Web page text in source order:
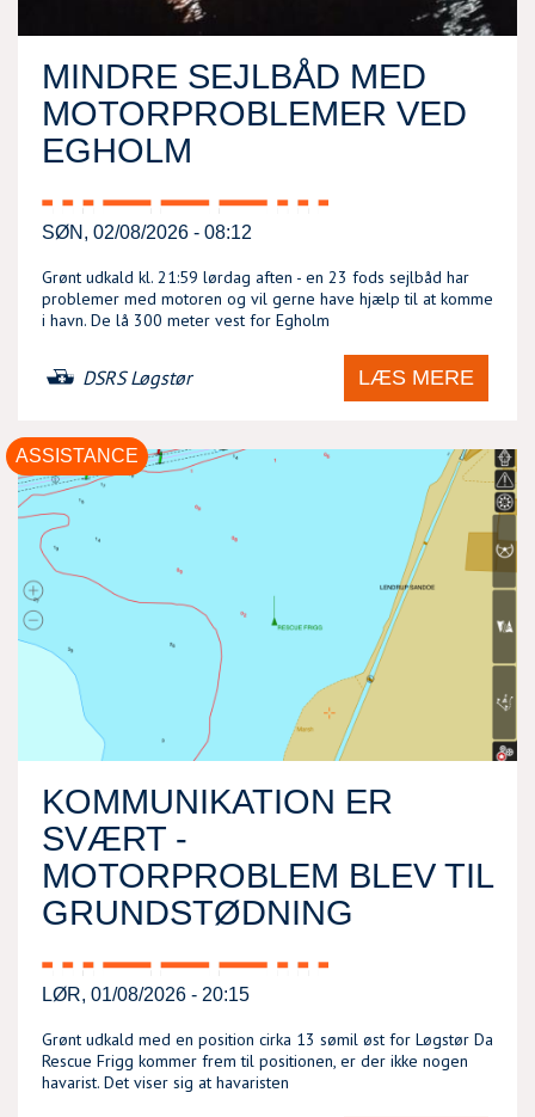
MINDRE SEJLBÅD MED
MOTORPROBLEMER VED
EGHOLM
SØN, 02/08/2026 - 08:12
Grønt udkald kl. 21:59 lørdag aften - en 23 fods sejlbåd har
problemer med motoren og vil gerne have hjælp til at komme
i havn. De lå 300 meter vest for Egholm
DSRS Løgstør LÆS MERE
KOMMUNIKATION ER
SVÆRT -
MOTORPROBLEM BLEV TIL
GRUNDSTØDNING
LØR, 01/08/2026 - 20:15
Grønt udkald med en position cirka 13 sømil øst for Løgstør Da
Rescue Frigg kommer frem til positionen, er der ikke nogen
havarist. Det viser sig at havaristen
ASSISTANCE